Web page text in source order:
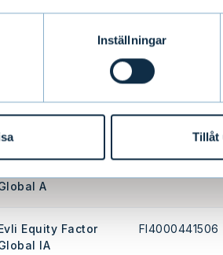
Inställningar
Tillåt
FI4000066881
A
Equity Factor
IA
FI4000441506